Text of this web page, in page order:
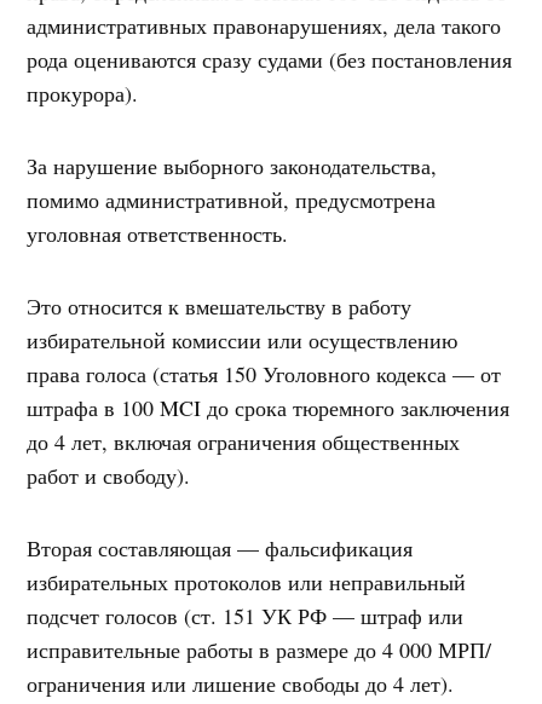
административных правонарушениях, дела такого
рода оцениваются сразу судами (без постановления
прокурора).
За нарушение выборного законодательства,
помимо административной, предусмотрена
уголовная ответственность.
Это относится к вмешательству в работу
избирательной комиссии или осуществлению
права голоса (статья 150 Уголовного кодекса — от
штрафа в 100 MCI до срока тюремного заключения
до 4 лет, включая ограничения общественных
работ и свободу).
Вторая составляющая — фальсификация
избирательных протоколов или неправильный
подсчет голосов (ст. 151 УК РФ — штраф или
исправительные работы в размере до 4 000 МРП/
ограничения или лишение свободы до 4 лет).